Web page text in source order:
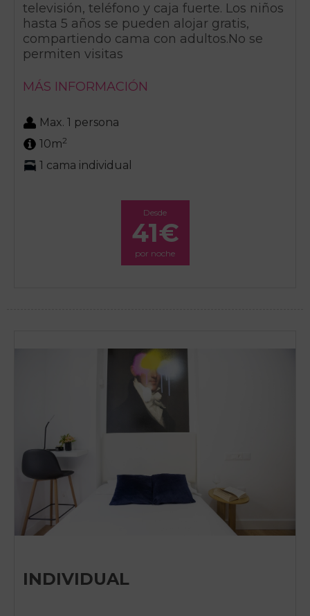
televisión, teléfono y caja fuerte. Los niños
hasta 5 años se pueden alojar gratis,
compartiendo cama con adultos.No se
permiten visitas
MÁS INFORMACIÓN
Max. 1 persona
10m2
1 cama individual
Desde
41€
por noche
INDIVIDUAL